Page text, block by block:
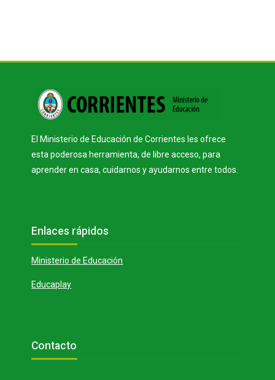
El Ministerio de Educación de Corrientes les ofrece
esta poderosa herramienta, de libre acceso, para
aprender en casa, cuidarnos y ayudarnos entre todos.
Bloques
Enlaces rápidos
Ministerio de Educación
Educaplay
Bloques
Contacto